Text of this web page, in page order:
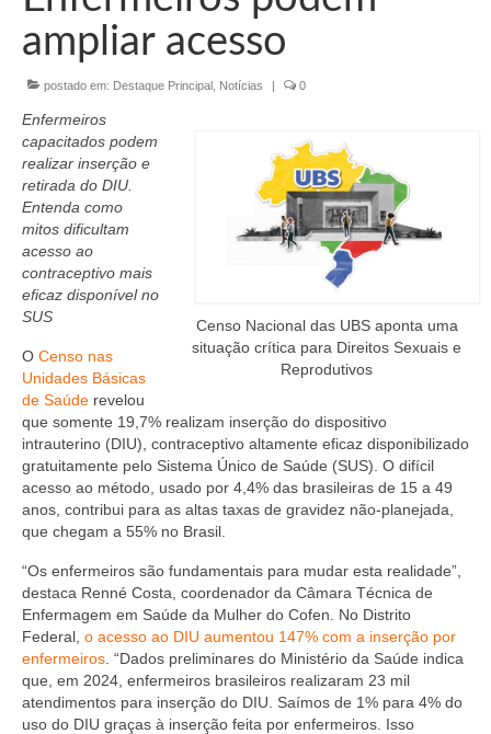
Conselheiros e Diretoria
Câmaras Técnicas
Carta de Serviços ao Cidadão
Governança
Transparência e Prestação de Contas
Eleições
Eleições 2023
Eleições Anteriores
Agenda do presidente
Editais e licitação
Eleições
Fiscalização
Responsabilidade Técnica
Legislações
Decisões
ampliar acesso
postado em: Destaque Principal Notícias | 0
Censo Nacional das UBS aponta uma
situação crítica para Direitos Sexuais e
Reprodutivos
Enfermeiros
capacitados podem
realizar inserção e
retirada do DIU.
Entenda como
mitos dificultam
acesso ao
contraceptivo mais
eficaz disponível no
SUS
O Censo nas
Unidades Básicas
de Saúde revelou
que somente 19,7% realizam inserção do dispositivo
intrauterino (DIU), contraceptivo altamente eficaz disponibilizado
gratuitamente pelo Sistema Único de Saúde (SUS). O difícil
acesso ao método, usado por 4,4% das brasileiras de 15 a 49
anos, contribui para as altas taxas de gravidez não-planejada,
que chegam a 55% no Brasil.
“Os enfermeiros são fundamentais para mudar esta realidade”,
destaca Renné Costa, coordenador da Câmara Técnica de
Enfermagem em Saúde da Mulher do Cofen. No Distrito
Federal, o acesso ao DIU aumentou 147% com a inserção por
enfermeiros . “Dados preliminares do Ministério da Saúde indica
que, em 2024, enfermeiros brasileiros realizaram 23 mil
atendimentos para inserção do DIU. Saímos de 1% para 4% do
uso do DIU graças à inserção feita por enfermeiros. Isso